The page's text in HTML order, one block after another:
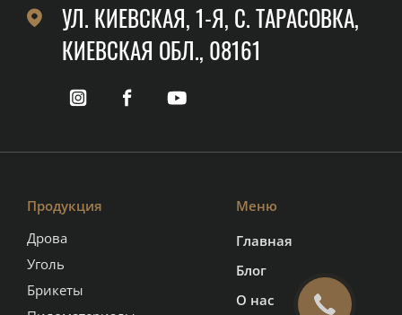
УЛ. КИЕВСКАЯ, 1-Я, C. ТАРАСОВКА,
КИЕВСКАЯ ОБЛ., 08161
Продукция
Дрова
Уголь
Брикеты
Меню
Главная
Блог
О нас